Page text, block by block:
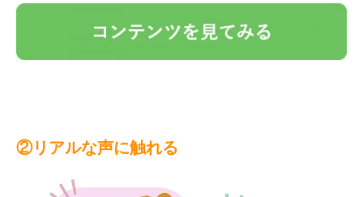
②リアルな声に触れる